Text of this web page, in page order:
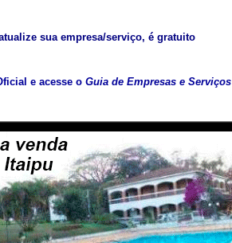
sua empresa/serviço, é gratuito
e acesse o Guia de Empresas e Serviços